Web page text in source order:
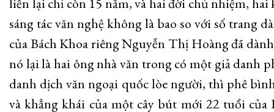
liền lại chỉ còn 15 năm, và hai đời chủ nhiệm,
sáng tác văn nghệ không là bao so với số trang
của Bách Khoa riêng Nguyễn Thị Hoàng đã
nó lại là hai ông nhà văn trong có một giả danh
danh dịch văn ngoại quốc lòe người, thì phê
và khẳng khái của một cây bút mới 22 tuổi